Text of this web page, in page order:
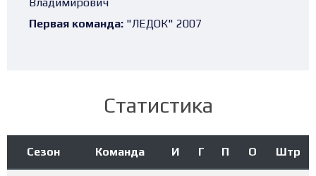
Владимирович
Первая команда: "ЛЕДОК" 2007
Статистика
Сезон Команда И Г П О Штр